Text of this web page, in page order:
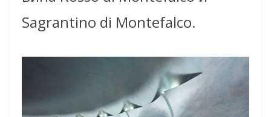
Sagrantino di Montefalco.